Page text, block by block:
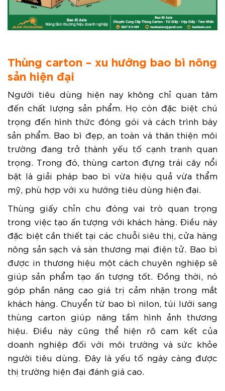
Thùng carton – xu hướng bao bì nông
sản hiện đại
Người tiêu dùng hiện nay không chỉ quan tâm
đến chất lượng sản phẩm. Họ còn đặc biệt chú
trọng đến hình thức đóng gói và cách trình bày
sản phẩm. Bao bì đẹp, an toàn và thân thiện môi
trường đang trở thành yếu tố cạnh tranh quan
trọng. Trong đó, thùng carton đựng trái cây nổi
bật là giải pháp bao bì vừa hiệu quả vừa thẩm
mỹ, phù hợp với xu hướng tiêu dùng hiện đại.
Thùng giấy chỉn chu đóng vai trò quan trọng
trong việc tạo ấn tượng với khách hàng. Điều này
đặc biệt cần thiết tại các chuỗi siêu thị, cửa hàng
nông sản sạch và sàn thương mại điện tử. Bao bì
được in thương hiệu một cách chuyên nghiệp sẽ
giúp sản phẩm tạo ấn tượng tốt. Đồng thời, nó
góp phần nâng cao giá trị cảm nhận trong mắt
khách hàng. Chuyển từ bao bì nilon, túi lưới sang
thùng carton giúp nâng tầm hình ảnh thương
hiệu. Điều này cũng thể hiện rõ cam kết của
doanh nghiệp đối với môi trường và sức khỏe
người tiêu dùng. Đây là yếu tố ngày càng được
thị trường hiện đại đánh giá cao.